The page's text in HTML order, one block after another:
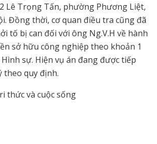
Lê Trọng Tấn, phường Phương Liệt,
Đồng thời, cơ quan điều tra cũng đã
tố bị can đối với ông Ng.V.H về hành
sở hữu công nghiệp theo khoản 1
sự. Hiện vụ án đang được tiếp
theo quy định.
thức và cuộc sống